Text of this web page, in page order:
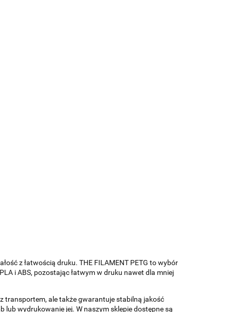
z łatwością druku. THE FILAMENT PETG to wybór
i ABS, pozostając łatwym w druku nawet dla mniej
transportem, ale także gwarantuje stabilną jakość
wydrukowanie jej. W naszym sklepie dostępne są